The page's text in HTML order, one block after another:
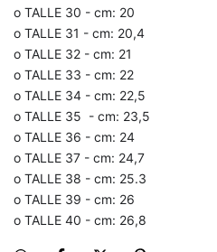
o TALLE 30 - cm: 20
o TALLE 31 - cm: 20,4
o TALLE 32 - cm: 21
o TALLE 33 - cm: 22
o TALLE 34 - cm: 22,5
o TALLE 35 - cm: 23,5
o TALLE 36 - cm: 24
o TALLE 37 - cm: 24,7
o TALLE 38 - cm: 25.3
o TALLE 39 - cm: 26
o TALLE 40 - cm: 26,8